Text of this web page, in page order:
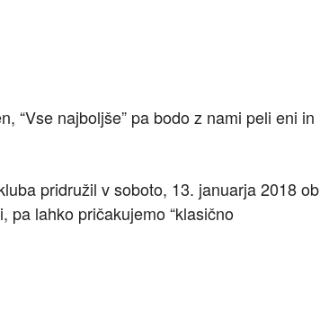
“Vse najboljše” pa bodo z nami peli eni in
pridružil v soboto, 13. januarja 2018 ob
pa lahko pričakujemo “klasično